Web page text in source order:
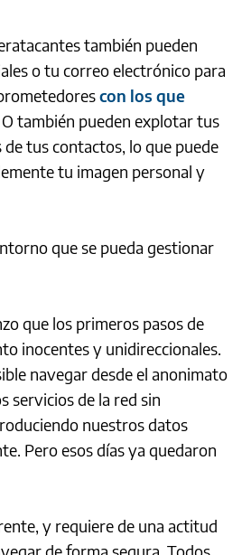
también pueden
o tu correo electrónico para
con los que
O también pueden explotar tus
de tus contactos, lo que puede
tu imagen personal y
que se pueda gestionar
que los primeros pasos de
inocentes y unidireccionales.
navegar desde el anonimato
servicios de la red sin
nuestros datos
Pero esos días ya quedaron
y requiere de una actitud